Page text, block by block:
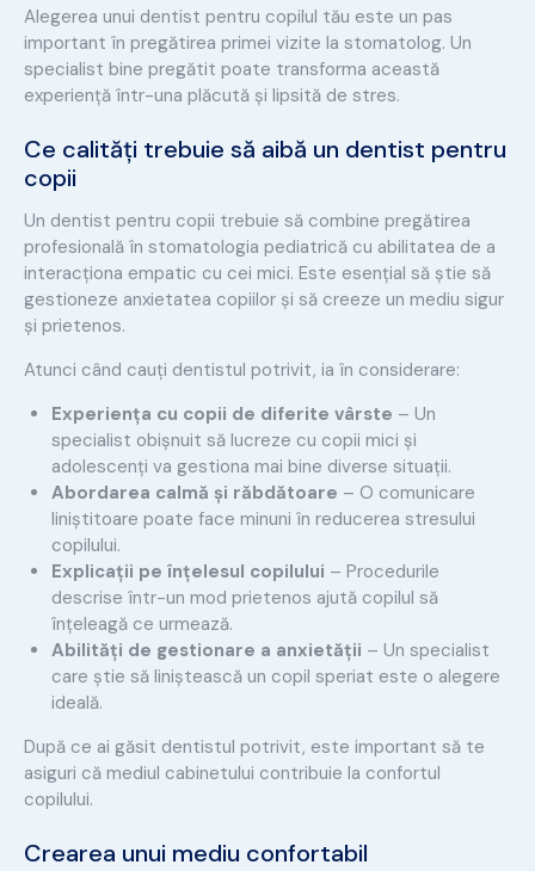
Alegerea unui dentist pentru copilul tău este un pas
important în pregătirea primei vizite la stomatolog. Un
specialist bine pregătit poate transforma această
experiență într-una plăcută și lipsită de stres.
Ce calități trebuie să aibă un dentist pentru
copii
Un dentist pentru copii trebuie să combine pregătirea
profesională în stomatologia pediatrică cu abilitatea de a
interacționa empatic cu cei mici. Este esențial să știe să
gestioneze anxietatea copiilor și să creeze un mediu sigur
și prietenos.
Atunci când cauți dentistul potrivit, ia în considerare:
Experiența cu copii de diferite vârste – Un
specialist obișnuit să lucreze cu copii mici și
adolescenți va gestiona mai bine diverse situații.
Abordarea calmă și răbdătoare – O comunicare
liniștitoare poate face minuni în reducerea stresului
copilului.
Explicații pe înțelesul copilului – Procedurile
descrise într-un mod prietenos ajută copilul să
înțeleagă ce urmează.
Abilități de gestionare a anxietății – Un specialist
care știe să liniștească un copil speriat este o alegere
ideală.
După ce ai găsit dentistul potrivit, este important să te
asiguri că mediul cabinetului contribuie la confortul
copilului.
Crearea unui mediu confortabil